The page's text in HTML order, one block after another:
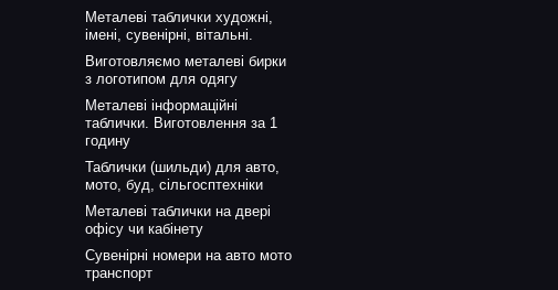
Металеві таблички художні,
імені, сувенірні, вітальні.
Виготовляємо металеві бирки
з логотипом для одягу
Металеві інформаційні
таблички. Виготовлення за 1
годину
Таблички (шильди) для авто,
мото, буд, сільгосптехніки
Металеві таблички на двері
офісу чи кабінету
Сувенірні номери на авто мото
транспорт